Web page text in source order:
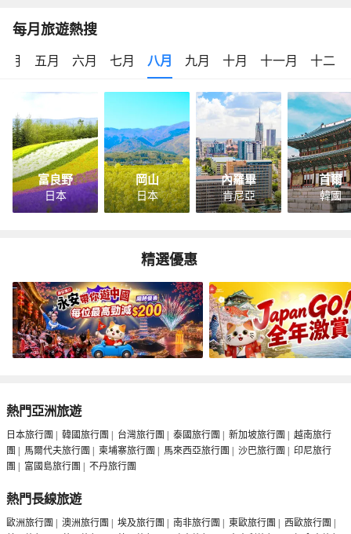
每月旅遊熱搜
月 五月 六月 七月 八月 九月 十月 十一月 十二月
富良野
日本
岡山
日本
內羅畢
肯尼亞
首爾
韓國
精選優惠
熱門亞洲旅遊
日本旅行團 | 韓國旅行團 | 台灣旅行團 | 泰國旅行團 | 新加坡旅行團 | 越南旅行
團 | 馬爾代夫旅行團 | 柬埔寨旅行團 | 馬來西亞旅行團 | 沙巴旅行團 | 印尼旅行
團 | 富國島旅行團 | 不丹旅行團
熱門長線旅遊
歐洲旅行團 | 澳洲旅行團 | 埃及旅行團 | 南非旅行團 | 東歐旅行團 | 西歐旅行團 |